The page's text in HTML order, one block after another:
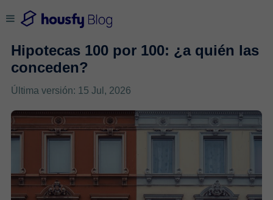
Hipotecas 100 por 100: ¿a quién las
conceden?
Última versión: 15 Jul, 2026